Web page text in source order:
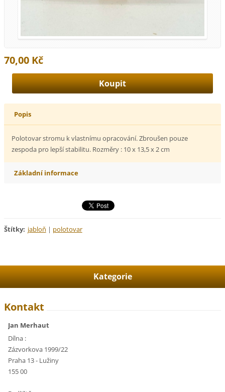
70,00 Kč
Popis
Polotovar stromu k vlastnímu opracování. Zbroušen pouze
zespoda pro lepší stabilitu. Rozměry : 10 x 13,5 x 2 cm
Základní informace
Štítky: jabloň | polotovar
Kategorie
Kontakt
Jan Merhaut
Dílna :
Zázvorkova 1999/22
Praha 13 - Lužiny
155 00